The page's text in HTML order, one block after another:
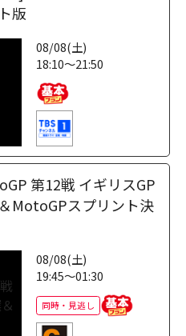
版
08/08(土)
18:10～21:50
第12戦 イギリスGP
MotoGPスプリント決
08/08(土)
19:45～01:30
同時・見逃し